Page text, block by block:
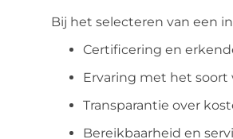
Bij het selecteren van een
Certificering en
Ervaring met het
Transparantie over
Bereikbaarheid en